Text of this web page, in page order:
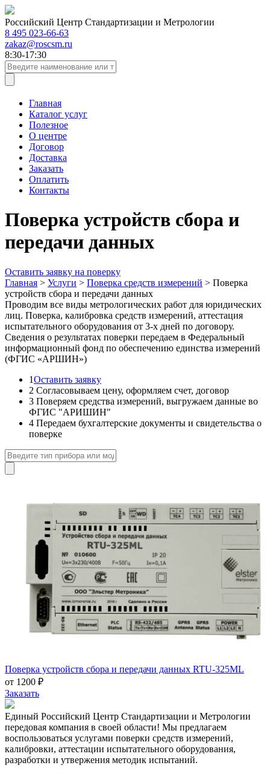
Российский Центр Стандартизации и Метрологии
8 495 023-66-63
zakaz@roscsm.ru
8:30-17:30
Главная
Каталог услуг
Полезное
О центре
Договор
Доставка
Заказать
Оплатить
Контакты
Поверка устройств сбора и
передачи данных
Оставить заявку на поверку
Главная > Услуги > Поверка средств измерений > Поверка
устройств сбора и передачи данных
Проводим все виды метрологических работ для юридических
лиц. Поверка, калибровка средств измерений, аттестация
испытательного оборудования от 3-х дней по договору.
Сведения о результатах поверки передаем в Федеральный
информационный фонд по обеспечению единства измерений
(ФГИС «АРШИН»)
1Оставить заявку
2 Согласовываем цену, оформляем счет, договор
3 Поверяем средства измерений, выгружаем данные во
ФГИС "АРИШИН"
4 Передаем бухгалтерские документы и свидетельства о
поверке
Поверка устройств сбора и передачи данных RTU-325ML
от 1200 ₽
Заказать
Единый Российский Центр Стандартизации и Метрологии
передовая компания в своей области! Мы предлагаем
воспользоваться услугами поверки средств измерений,
калибровки, аттестации испытательного оборудования,
разработки и утвержения методик испытаний.